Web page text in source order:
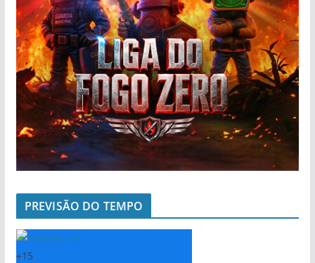
PREVISÃO DO TEMPO
+15